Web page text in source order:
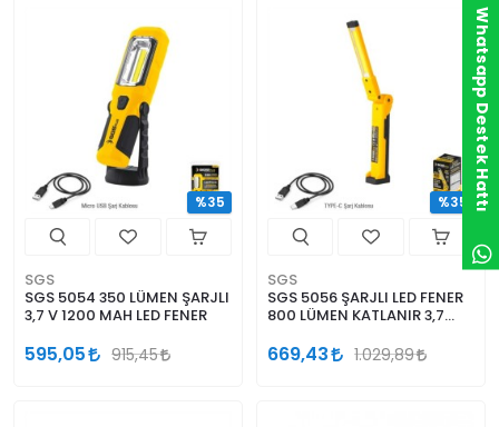
SGS
SGS 5054 350 LÜMEN ŞARJLI
3,7 V 1200 MAH LED FENER
595,05 915,45
%35
SGS
SGS 5056 ŞARJLI LED FENER
800 LÜMEN KATLANIR 3,7
669,43 1.029,89
%35 Whatsapp Destek Hattı